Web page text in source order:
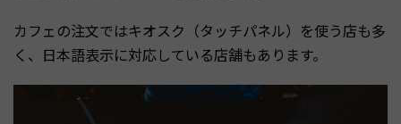
カフェの注文ではキオスク（タッチパネル）を使う店も多
く、日本語表示に対応している店舗もあります。